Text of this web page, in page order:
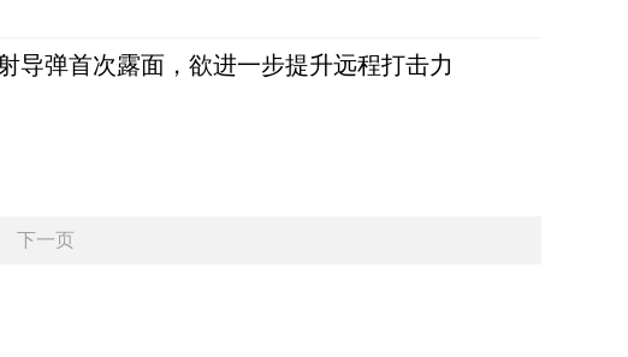
导弹首次露面，欲进一步提升远程打击力
下一页